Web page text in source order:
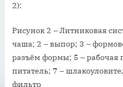
2):
Рисунок 2 – Литниковая
чаша; 2 – выпор; 3 –
разъём формы; 5 – рабочая
питатель; 7 –
фильтр